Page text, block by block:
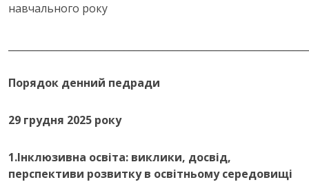
навчального року
Порядок денний педради
29 грудня 2025 року
1.Інклюзивна освіта: виклики, досвід,
перспективи розвитку в освітньому середовищі